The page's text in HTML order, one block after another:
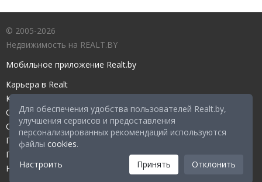
Для обеспечения удобства пользователей Realt.by,
улучшения сервисов и предоставления
персонализированных рекомендаций используются
файлы cookies.
Настроить
Принять Отклонить
© 2005-2026
Недвижимость на REALT.BY
Мобильное приложение Realt.by
Карьера в Realt
Контакты редакции
Справочный центр
Служба поддержки
Прейскурант
Правовые документы
Настройка файлов cookies